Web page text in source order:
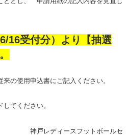
16受付分）より【抽選
の使用申込書にご記入ください。
てください。
フットボールセ